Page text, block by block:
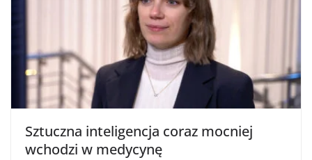
Sztuczna inteligencja coraz mocniej
wchodzi w medycynę